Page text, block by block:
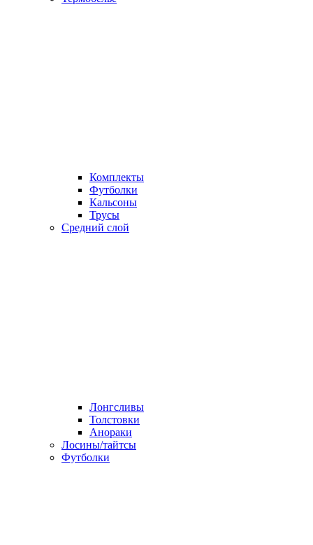
Комплекты
Футболки
Кальсоны
Трусы
Средний слой
Лонгсливы
Толстовки
Анораки
Лосины/тайтсы
Футболки